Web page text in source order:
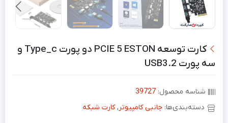
کارت توسعه PCIE 5 ESTON دو پورت Type_c و
سە پورت USB3.2
شناسه محصول: 39727
دسته‌بندی‌ها: جانبی کامپیوتر,کارت شبکه